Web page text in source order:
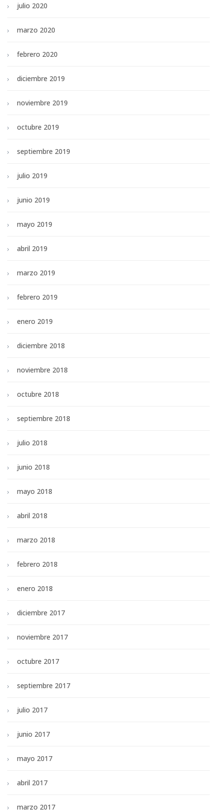
julio 2020
marzo 2020
febrero 2020
diciembre 2019
noviembre 2019
octubre 2019
septiembre 2019
julio 2019
junio 2019
mayo 2019
abril 2019
marzo 2019
febrero 2019
enero 2019
diciembre 2018
noviembre 2018
octubre 2018
septiembre 2018
julio 2018
junio 2018
mayo 2018
abril 2018
marzo 2018
febrero 2018
enero 2018
diciembre 2017
noviembre 2017
octubre 2017
septiembre 2017
julio 2017
junio 2017
mayo 2017
abril 2017
marzo 2017